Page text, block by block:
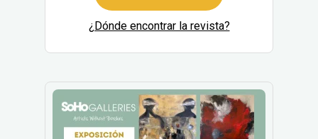
¿Dónde encontrar la revista?